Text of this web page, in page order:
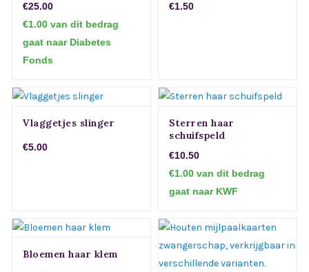
€25.00
€1.00 van dit bedrag
gaat naar Diabetes
Fonds
€1.50
Vlaggetjes slinger
€5.00
Sterren haar
schuifspeld
€10.50
€1.00 van dit bedrag
gaat naar KWF
Bloemen haar klem